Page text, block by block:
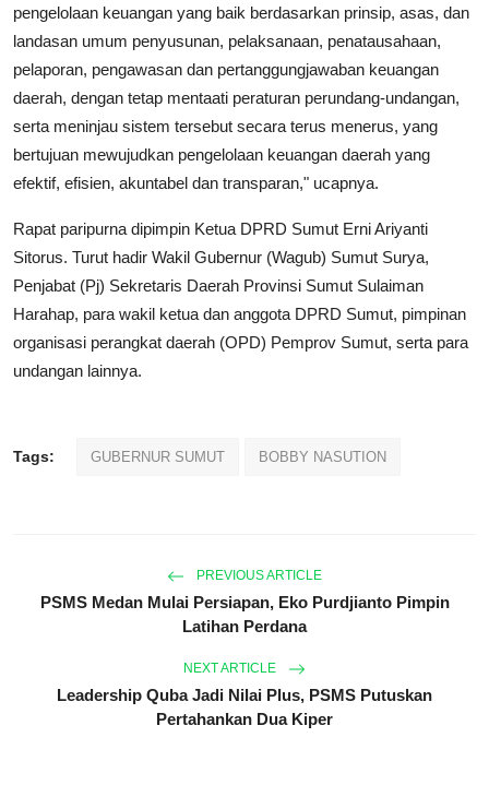
pengelolaan keuangan yang baik berdasarkan prinsip, asas, dan
landasan umum penyusunan, pelaksanaan, penatausahaan,
pelaporan, pengawasan dan pertanggungjawaban keuangan
daerah, dengan tetap mentaati peraturan perundang-undangan,
serta meninjau sistem tersebut secara terus menerus, yang
bertujuan mewujudkan pengelolaan keuangan daerah yang
efektif, efisien, akuntabel dan transparan," ucapnya.
Rapat paripurna dipimpin Ketua DPRD Sumut Erni Ariyanti
Sitorus. Turut hadir Wakil Gubernur (Wagub) Sumut Surya,
Penjabat (Pj) Sekretaris Daerah Provinsi Sumut Sulaiman
Harahap, para wakil ketua dan anggota DPRD Sumut, pimpinan
organisasi perangkat daerah (OPD) Pemprov Sumut, serta para
undangan lainnya.
Tags: GUBERNUR SUMUT BOBBY NASUTION
PREVIOUS ARTICLE
PSMS Medan Mulai Persiapan, Eko Purdjianto Pimpin
Latihan Perdana
NEXT ARTICLE
Leadership Quba Jadi Nilai Plus, PSMS Putuskan
Pertahankan Dua Kiper